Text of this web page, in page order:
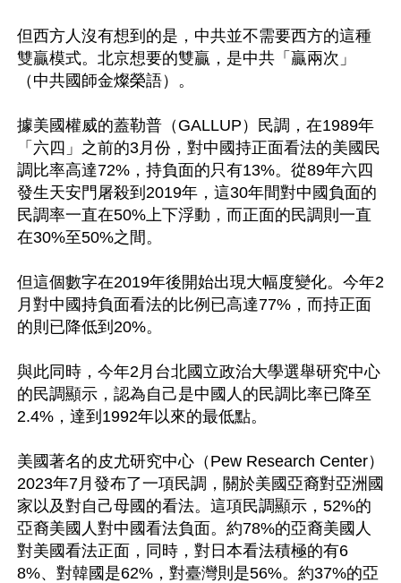
但西方人沒有想到的是，中共並不需要西方的這種
雙贏模式。北京想要的雙贏，是中共「贏兩次」
（中共國師金燦榮語）。
據美國權威的蓋勒普（GALLUP）民調，在1989年
「六四」之前的3月份，對中國持正面看法的美國民
調比率高達72%，持負面的只有13%。從89年六四
發生天安門屠殺到2019年，這30年間對中國負面的
民調率一直在50%上下浮動，而正面的民調則一直
在30%至50%之間。
但這個數字在2019年後開始出現大幅度變化。今年2
月對中國持負面看法的比例已高達77%，而持正面
的則已降低到20%。
與此同時，今年2月台北國立政治大學選舉研究中心
的民調顯示，認為自己是中國人的民調比率已降至
2.4%，達到1992年以來的最低點。
美國著名的皮尤研究中心（Pew Research Center）
2023年7月發布了一項民調，關於美國亞裔對亞洲國
家以及對自己母國的看法。這項民調顯示，52%的
亞裔美國人對中國看法負面。約78%的亞裔美國人
對美國看法正面，同時，對日本看法積極的有6
8%、對韓國是62%，對臺灣則是56%。約37%的亞